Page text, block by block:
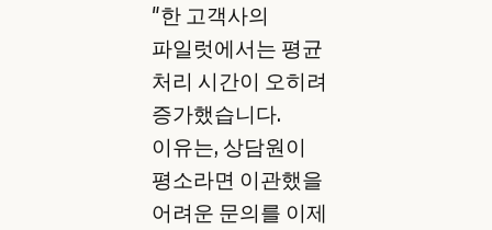
"한 고객사의
파일럿에서는 평균
처리 시간이 오히려
증가했습니다.
이유는, 상담원이
평소라면 이관했을
어려운 문의를 이제